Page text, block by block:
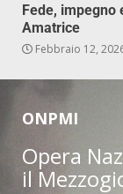
Fede, impegno
Amatrice
Febbraio 12,
ONPMI
Opera
il